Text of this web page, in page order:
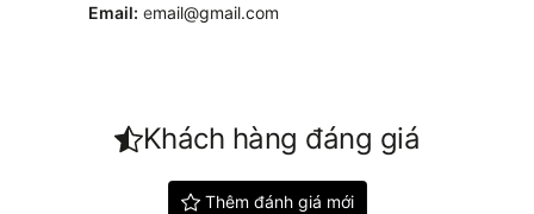
Email: email@gmail.com
Khách hàng đáng giá
Thêm đánh giá mới